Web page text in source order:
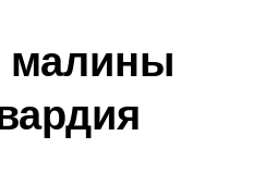
малины